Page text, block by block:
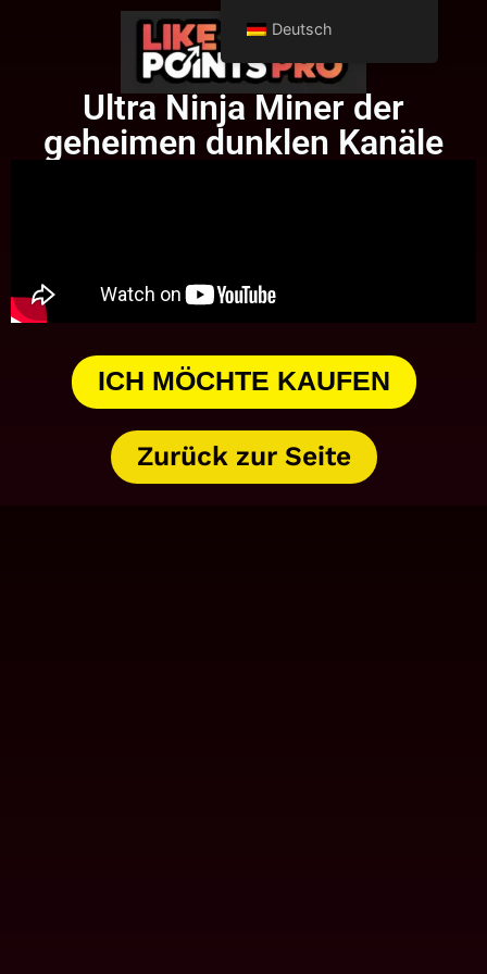
Ultra Ninja Miner der
geheimen dunklen Kanäle
ICH MÖCHTE KAUFEN
Zurück zur Seite
Deutsch